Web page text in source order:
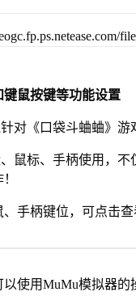
鼠按键等功能设置
对《口袋斗蛐蛐》
鼠标、手柄使用，不
手柄键位，可点击查
使用MuMu模拟器的